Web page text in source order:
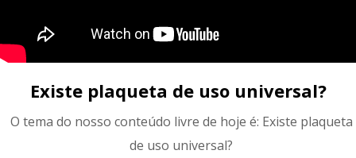
Existe plaqueta de uso universal?
O tema do nosso conteúdo livre de hoje é: Existe plaqueta
de uso universal?